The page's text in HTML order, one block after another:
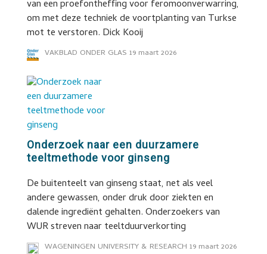
van een proefontheffing voor feromoonverwarring,
om met deze techniek de voortplanting van Turkse
mot te verstoren. Dick Kooij
VAKBLAD ONDER GLAS 19 maart 2026
Onderzoek naar een duurzamere
teeltmethode voor ginseng
De buitenteelt van ginseng staat, net als veel
andere gewassen, onder druk door ziekten en
dalende ingrediënt gehalten. Onderzoekers van
WUR streven naar teeltduurverkorting
WAGENINGEN UNIVERSITY & RESEARCH 19 maart 2026